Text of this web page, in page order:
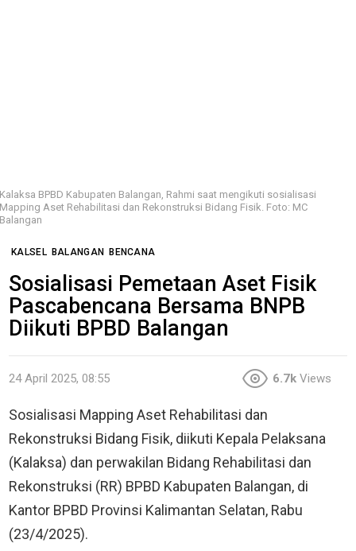
Kalaksa BPBD Kabupaten Balangan, Rahmi saat mengikuti sosialisasi
Mapping Aset Rehabilitasi dan Rekonstruksi Bidang Fisik. Foto: MC
Balangan
KALSEL BALANGAN BENCANA
Sosialisasi Pemetaan Aset Fisik
Pascabencana Bersama BNPB
Diikuti BPBD Balangan
24 April 2025, 08:55 6.7k Views
Sosialisasi Mapping Aset Rehabilitasi dan
Rekonstruksi Bidang Fisik, diikuti Kepala Pelaksana
(Kalaksa) dan perwakilan Bidang Rehabilitasi dan
Rekonstruksi (RR) BPBD Kabupaten Balangan, di
Kantor BPBD Provinsi Kalimantan Selatan, Rabu
(23/4/2025).